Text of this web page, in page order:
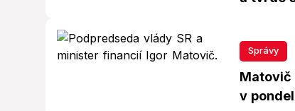
Správy
Matovič
v